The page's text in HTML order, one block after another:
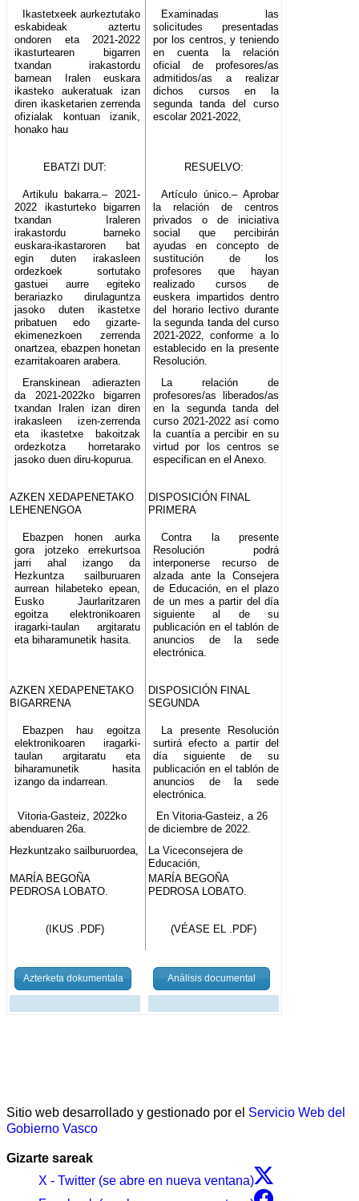
Ikastetxeek aurkeztutako
eskabideak aztertu
ondoren eta 2021-2022
ikasturtearen bigarren
txandan irakastordu
barnean Iralen euskara
ikasteko aukeratuak izan
diren ikasketarien zerrenda
ofizialak kontuan izanik,
honako hau
Examinadas las
solicitudes presentadas
por los centros, y teniendo
en cuenta la relación
oficial de profesores/as
admitidos/as a realizar
dichos cursos en la
segunda tanda del curso
escolar 2021-2022,
EBATZI DUT: RESUELVO:
Artikulu bakarra.– 2021-
2022 ikasturteko bigarren
txandan Iraleren
irakastordu barneko
euskara-ikastaroren bat
egin duten irakasleen
ordezkoek sortutako
gastuei aurre egiteko
berariazko dirulaguntza
jasoko duten ikastetxe
pribatuen edo gizarte-
ekimenezkoen zerrenda
onartzea, ebazpen honetan
ezarritakoaren arabera.
Artículo único.– Aprobar
la relación de centros
privados o de iniciativa
social que percibirán
ayudas en concepto de
sustitución de los
profesores que hayan
realizado cursos de
euskera impartidos dentro
del horario lectivo durante
la segunda tanda del curso
2021-2022, conforme a lo
establecido en la presente
Resolución.
Eranskinean adierazten
da 2021-2022ko bigarren
txandan Iralen izan diren
irakasleen izen-zerrenda
eta ikastetxe bakoitzak
ordezkotza horretarako
jasoko duen diru-kopurua.
La relación de
profesores/as liberados/as
en la segunda tanda del
curso 2021-2022 así como
la cuantía a percibir en su
virtud por los centros se
especifican en el Anexo.
AZKEN XEDAPENETAKO
LEHENENGOA
DISPOSICIÓN FINAL
PRIMERA
Ebazpen honen aurka
gora jotzeko errekurtsoa
jarri ahal izango da
Hezkuntza sailburuaren
aurrean hilabeteko epean,
Eusko Jaurlaritzaren
egoitza elektronikoaren
iragarki-taulan argitaratu
eta biharamunetik hasita.
Contra la presente
Resolución podrá
interponerse recurso de
alzada ante la Consejera
de Educación, en el plazo
de un mes a partir del día
siguiente al de su
publicación en el tablón de
anuncios de la sede
electrónica.
AZKEN XEDAPENETAKO
BIGARRENA
DISPOSICIÓN FINAL
SEGUNDA
Ebazpen hau egoitza
elektronikoaren iragarki-
taulan argitaratu eta
biharamunetik hasita
izango da indarrean.
La presente Resolución
surtirá efecto a partir del
día siguiente de su
publicación en el tablón de
anuncios de la sede
electrónica.
Vitoria-Gasteiz, 2022ko
abenduaren 26a.
En Vitoria-Gasteiz, a 26
de diciembre de 2022.
Hezkuntzako sailburuordea,
La Viceconsejera de
Educación,
MARÍA BEGOÑA
PEDROSA LOBATO.
MARÍA BEGOÑA
PEDROSA LOBATO.
(IKUS .PDF) (VÉASE EL .PDF)
Azterketa dokumentala Análisis documental
Sitio web desarrollado y gestionado por el Servicio Web del
Gobierno Vasco
Gizarte sareak
X - Twitter (se abre en nueva ventana)